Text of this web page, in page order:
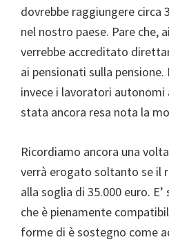
dovrebbe raggiungere circa
nel nostro paese. Pare che,
verrebbe accreditato
ai pensionati sulla
invece i lavoratori
stata ancora resa nota la
Ricordiamo ancora una
verrà erogato soltanto se il
alla soglia di 35.000 euro.
che è pienamente
forme di è sostegno come